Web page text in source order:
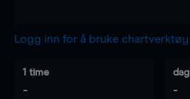
Logg inn for å bruke chartverktøy
1 time
-
dag
-